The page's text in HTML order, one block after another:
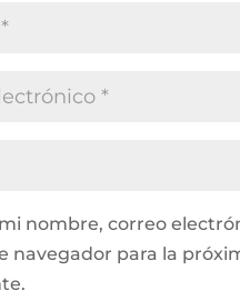
nombre, correo
navegador para la